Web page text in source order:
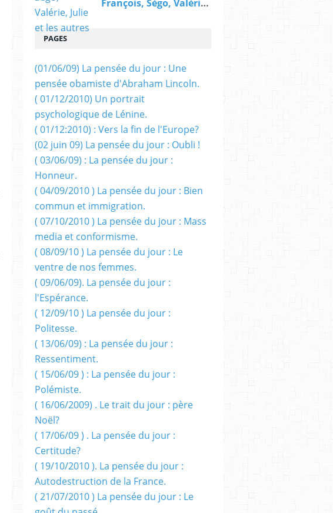
François, Ségo, Valérie, Julie et les autres
PAGES
(01/06/09) La pensée du jour : Une
pensée obamiste d'Abraham Lincoln.
( 01/12/2010) Un portrait
psychologique de Lénine.
( 01/12:2010) : Vers la fin de l'Europe?
(02 juin 09) La pensée du jour : Oubli !
( 03/06/09) : La pensée du jour :
Honneur.
( 04/09/2010 ) La pensée du jour : Bien
commun et immigration.
( 07/10/2010 ) La pensée du jour : Mass
media et conformisme.
( 08/09/10 ) La pensée du jour : Le
ventre de nos femmes.
( 09/06/09). La pensée du jour :
l'Espérance.
( 12/09/10 ) La pensée du jour :
Politesse.
( 13/06/09) : La pensée du jour :
Ressentiment.
( 15/06/09 ) : La pensée du jour :
Polémiste.
( 16/06/2009) . Le trait du jour : père
Noël?
( 17/06/09 ) . La pensée du jour :
Certitude?
( 19/10/2010 ). La pensée du jour :
Autodestruction de la France.
( 21/07/2010 ) La pensée du jour : Le